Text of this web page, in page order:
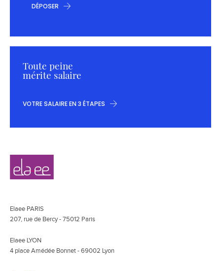
DÉPOSER
Toute peine
mérite salaire
VOTRE SALAIRE EN 3 ÉTAPES
Navigation
secondaire
Elaee
Elaee PARIS
207, rue de Bercy - 75012 Paris
Elaee LYON
4 place Amédée Bonnet - 69002 Lyon